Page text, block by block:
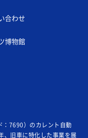
合わせ
博物館
：7690）のカレント自動
、旧車に特化した事業を展